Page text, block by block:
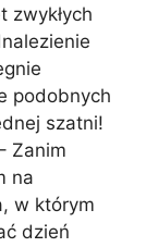
zwykłych
podobnych
szatni!
Zanim
na
w którym
dzień